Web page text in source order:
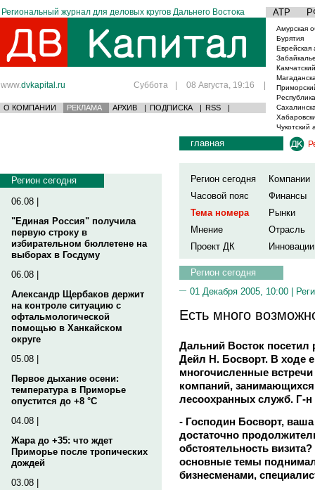
Региональный журнал для деловых кругов Дальнего Востока АТР
www.dvkapital.ru Суббота | 08 Августа, 19:16 |
О КОМПАНИИ РЕКЛАМА АРХИВ | ПОДПИСКА | RSS |
Амурская
Бурятия
Еврейская
Чукотский
Регион сегодня
06.08 |
"Единая Россия" получила
первую строку в
избирательном бюллетене на
выборах в Госдуму
06.08 |
Александр Щербаков держит
на контроле ситуацию с
офтальмологической
помощью в Ханкайском
округе
05.08 |
Первое дыхание осени:
температура в Приморье
опустится до +8 °C
04.08 |
Жара до +35: что ждет
Приморье после тропических
дождей
03.08 |
главная
Регион сегодня
Компании
Часовой пояс
Финансы
Тема номера
Рынки
Мнение
Отрасль
Проект ДК
Инновации
Регион сегодня
01 Декабря 2005, 10:00 |
Есть много
Дальний Восток
Дейл Н. Босворт. В ходе
многочисленные
компаний, занимающихся
лесоохранных служб. Г-н
- Господин Босворт,
достаточно
обстоятельность
основные темы
бизнесменами,